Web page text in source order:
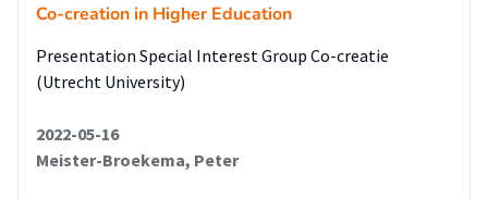
Co-creation in Higher Education
Presentation Special Interest Group Co-creatie
(Utrecht University)
2022-05-16
Meister-Broekema, Peter